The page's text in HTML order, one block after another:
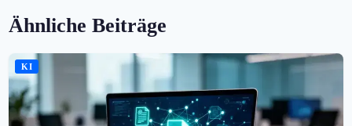
Ähnliche Beiträge
KI